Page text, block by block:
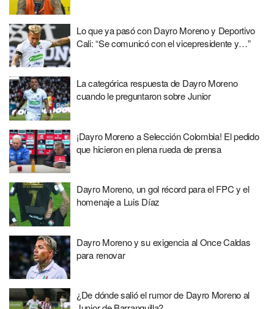
Lo que ya pasó con Dayro Moreno y Deportivo
Cali: “Se comunicó con el vicepresidente y…”
La categórica respuesta de Dayro Moreno
cuando le preguntaron sobre Junior
¡Dayro Moreno a Selección Colombia! El pedido
que hicieron en plena rueda de prensa
Dayro Moreno, un gol récord para el FPC y el
homenaje a Luis Díaz
Dayro Moreno y su exigencia al Once Caldas
para renovar
¿De dónde salió el rumor de Dayro Moreno al